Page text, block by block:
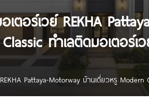
เตอร์เวย์ REKHA
ทำเลติดมอเตอร์เ
Pattaya-Motorway บ้านเดี่ยวหรู Modern